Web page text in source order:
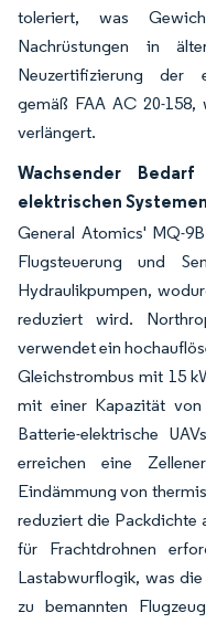
toleriert, was
Nachrüstungen in
Neuzertifizierung der
gemäß FAA AC 20-
verlängert.
Wachsender
elektrischen
General Atomics' MQ-
Flugsteuerung und
Hydraulikpumpen,
reduziert wird.
verwendet ein
Gleichstrombus mit 15
mit einer Kapazität
Batterie-elektrische
erreichen eine
Eindämmung von
reduziert die Packdichte
für Frachtdrohnen
Lastabwurflogik, was
zu bemannten